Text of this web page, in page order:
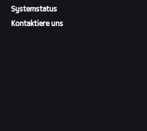
Systemstatus
Kontaktiere uns